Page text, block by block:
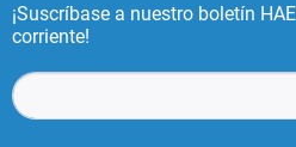
¡Suscríbase a nuestro boletín
corriente!